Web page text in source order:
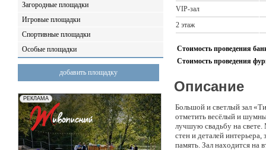
Загородные площадки
Игровые площадки
Спортивные площадки
Особые площадки
добавить площадку
VIP-зал
2 этаж
Стоимость проведения
Стоимость проведения
Описание
Большой и светлый зал
отметить весёлый и
лучшую свадьбу на свете.
стен и деталей
память. Зал находится на